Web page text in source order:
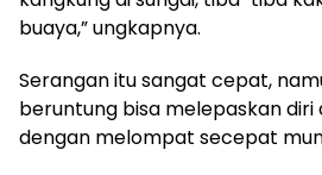
buaya,” ungkapnya.
Serangan itu sangat cepat,
beruntung bisa melepaskan diri
dengan melompat secepat